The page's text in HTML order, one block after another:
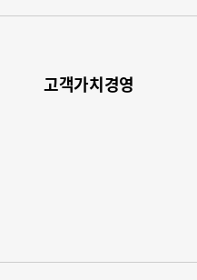
고객가치경영​